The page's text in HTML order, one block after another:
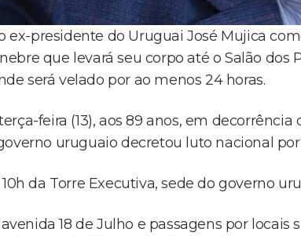
ex-presidente do Uruguai José Mujica
que levará seu corpo até o Salão dos
será velado por ao menos 24 horas.
feira (13), aos 89 anos, em
uruguaio decretou luto nacional
da Torre Executiva, sede do governo
18 de Julho e passagens por